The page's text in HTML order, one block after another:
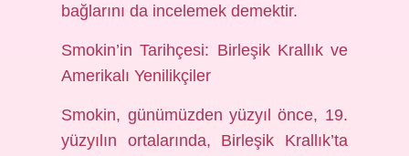
bağlarını da incelemek demektir.
Smokin’in Tarihçesi: Birleşik Krallık ve
Amerikalı Yenilikçiler
Smokin, günümüzden yüzyıl önce, 19.
yüzyılın ortalarında, Birleşik Krallık’ta